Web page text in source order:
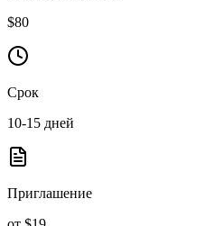
$80
Срок
10-15 дней
Приглашение